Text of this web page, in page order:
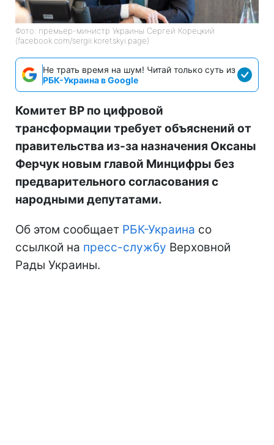
Фото: премьер-министр Украины Сергей Корецкий
(facebook.com/sergii.koretskyi.page)
Не трать время на шум! Читай только суть из
РБК-Украина в Google
Комитет ВР по цифровой
трансформации требует объяснений от
правительства из-за назначения Оксаны
Ферчук новым главой Минцифры без
предварительного согласования с
народными депутатами.
Об этом сообщает РБК-Украина со
ссылкой на пресс-службу Верховной
Рады Украины.